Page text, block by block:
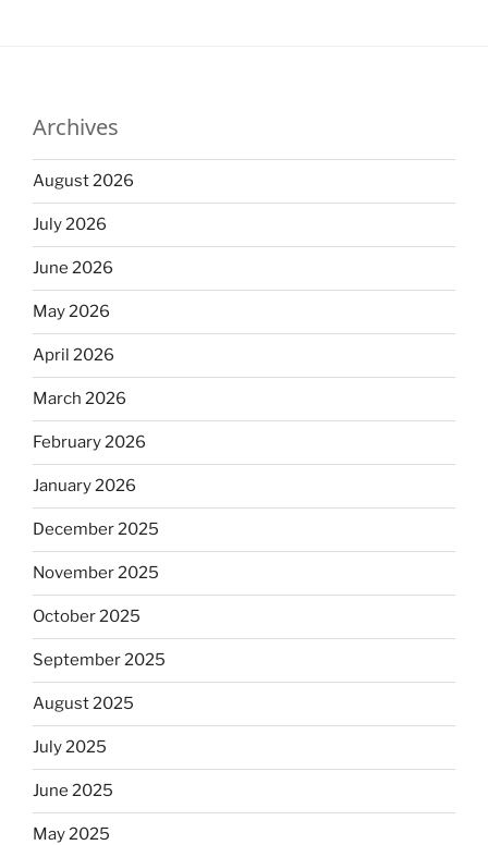
Archives
August 2026
July 2026
June 2026
May 2026
April 2026
March 2026
February 2026
January 2026
December 2025
November 2025
October 2025
September 2025
August 2025
July 2025
June 2025
May 2025